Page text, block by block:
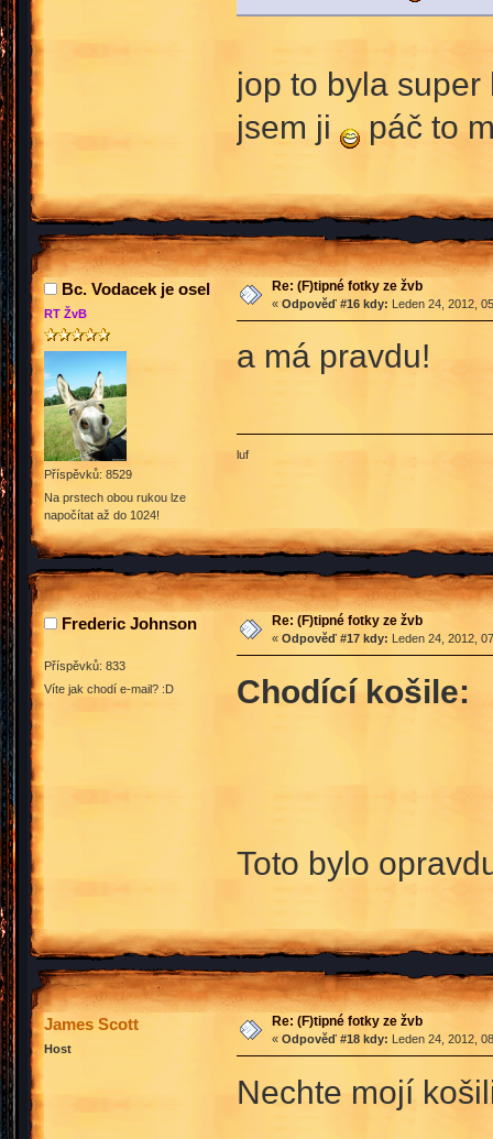
jop to byla
jsem ji
páč to
Bc. Vodacek je osel
RT ŽvB
Příspěvků: 8529
Na prstech obou rukou lze
napočítat až do 1024!
Re: (F)tipné fotky ze žvb
« Odpověď #16 kdy: Leden 24, 2012,
a má pravdu!
luf
Frederic Johnson
Příspěvků: 833
Víte jak chodí e-mail? :D
Re: (F)tipné fotky ze žvb
« Odpověď #17 kdy: Leden 24, 2012,
Chodící košile:
Toto bylo
James Scott
Host
Re: (F)tipné fotky ze žvb
« Odpověď #18 kdy: Leden 24, 2012,
Nechte mojí